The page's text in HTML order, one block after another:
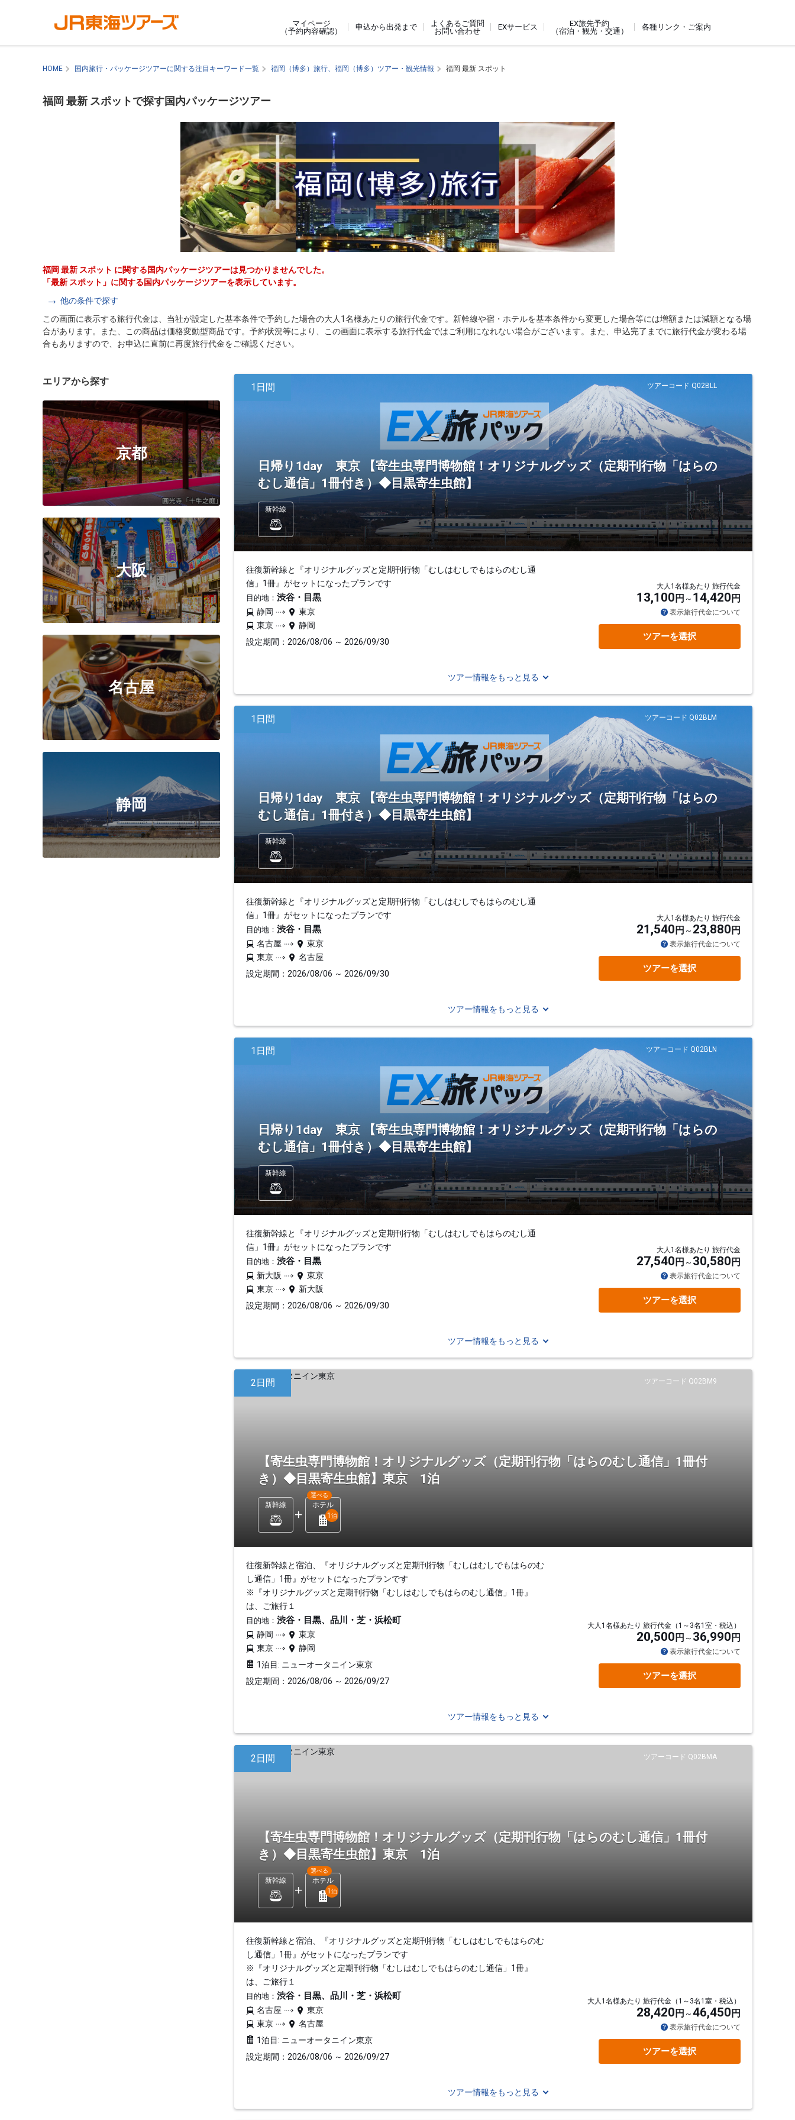
マイページ
（予約内容確認）
申込から出発まで
よくあるご質問
お問い合わせ
EXサービス
EX旅先予約
（宿泊・観光・交通）
各種リンク・ご案内
HOME 国内旅行・パッケージツアーに関する注目キーワード一覧 福岡（博多）旅行、福岡（博多）ツアー・観光情報 福岡 最新 スポット
福岡 最新 スポットで探す国内パッケージツアー
福岡 最新 スポット に関する国内パッケージツアーは見つかりませんでした。
「最新 スポット」に関する国内パッケージツアーを表示しています。
他の条件で探す
この画面に表示する旅行代金は、当社が設定した基本条件で予約した場合の大人1名様あたりの旅行代金です。新幹線や宿・ホテルを基本条件から変更した場合等には増額または減額となる場
合があります。また、この商品は価格変動型商品です。予約状況等により、この画面に表示する旅行代金ではご利用になれない場合がございます。また、申込完了までに旅行代金が変わる場
合もありますので、お申込に直前に再度旅行代金をご確認ください。
エリアから探す
京都
大阪
名古屋
静岡
ツアーコード Q02BLL
1日間
日帰り1day 東京 【寄生虫専門博物館！オリジナルグッズ（定期刊行物「はらの
むし通信」1冊付き）◆目黒寄生虫館】
新幹線
往復新幹線と『オリジナルグッズと定期刊行物「むしはむしでもはらのむし通
信」1冊』がセットになったプランです
目的地： 渋谷・目黒
静岡
東京
東京
静岡
設定期間：2026/08/06 ～ 2026/09/30
大人1名様あたり 旅行代金
13,100 円 14,420 円
表示旅行代金について
ツアーを選択
ツアー情報をもっと見る
ツアーコード Q02BLM
1日間
日帰り1day 東京 【寄生虫専門博物館！オリジナルグッズ（定期刊行物「はらの
むし通信」1冊付き）◆目黒寄生虫館】
新幹線
往復新幹線と『オリジナルグッズと定期刊行物「むしはむしでもはらのむし通
信」1冊』がセットになったプランです
目的地： 渋谷・目黒
名古屋
東京
東京
名古屋
設定期間：2026/08/06 ～ 2026/09/30
大人1名様あたり 旅行代金
21,540 円 23,880 円
表示旅行代金について
ツアーを選択
ツアー情報をもっと見る
ツアーコード Q02BLN
1日間
日帰り1day 東京 【寄生虫専門博物館！オリジナルグッズ（定期刊行物「はらの
むし通信」1冊付き）◆目黒寄生虫館】
新幹線
往復新幹線と『オリジナルグッズと定期刊行物「むしはむしでもはらのむし通
信」1冊』がセットになったプランです
目的地： 渋谷・目黒
新大阪
東京
東京
新大阪
設定期間：2026/08/06 ～ 2026/09/30
大人1名様あたり 旅行代金
27,540 円 30,580 円
表示旅行代金について
ツアーを選択
ツアー情報をもっと見る
ツアーコード Q02BM9
2日間
【寄生虫専門博物館！オリジナルグッズ（定期刊行物「はらのむし通信」1冊付
き）◆目黒寄生虫館】東京 1泊
新幹線 ホテル
選べる
1 泊
往復新幹線と宿泊、『オリジナルグッズと定期刊行物「むしはむしでもはらのむ
し通信」1冊』がセットになったプランです
※『オリジナルグッズと定期刊行物「むしはむしでもはらのむし通信」1冊』
は、ご旅行１
目的地： 渋谷・目黒、品川・芝・浜松町
静岡
東京
東京
静岡
1泊目: ニューオータニイン東京
設定期間：2026/08/06 ～ 2026/09/27
大人1名様あたり 旅行代金（1～3名1室・税込）
20,500 円 36,990 円
表示旅行代金について
ツアーを選択
ツアー情報をもっと見る
ツアーコード Q02BMA
2日間
【寄生虫専門博物館！オリジナルグッズ（定期刊行物「はらのむし通信」1冊付
き）◆目黒寄生虫館】東京 1泊
新幹線 ホテル
選べる
1 泊
往復新幹線と宿泊、『オリジナルグッズと定期刊行物「むしはむしでもはらのむ
し通信」1冊』がセットになったプランです
※『オリジナルグッズと定期刊行物「むしはむしでもはらのむし通信」1冊』
は、ご旅行１
目的地： 渋谷・目黒、品川・芝・浜松町
名古屋
東京
東京
名古屋
1泊目: ニューオータニイン東京
設定期間：2026/08/06 ～ 2026/09/27
大人1名様あたり 旅行代金（1～3名1室・税込）
28,420 円 46,450 円
表示旅行代金について
ツアーを選択
ツアー情報をもっと見る